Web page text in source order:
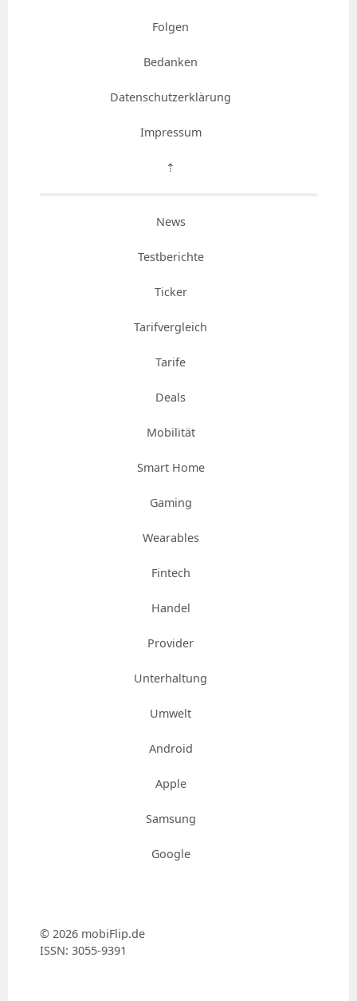
Folgen
Bedanken
Datenschutzerklärung
Impressum
⇡
News
Testberichte
Ticker
Tarifvergleich
Tarife
Deals
Mobilität
Smart Home
Gaming
Wearables
Fintech
Handel
Provider
Unterhaltung
Umwelt
Android
Apple
Samsung
Google
© 2026 mobiFlip.de
ISSN: 3055-9391